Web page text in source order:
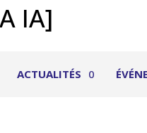
IA]
ACTUALITÉS 0